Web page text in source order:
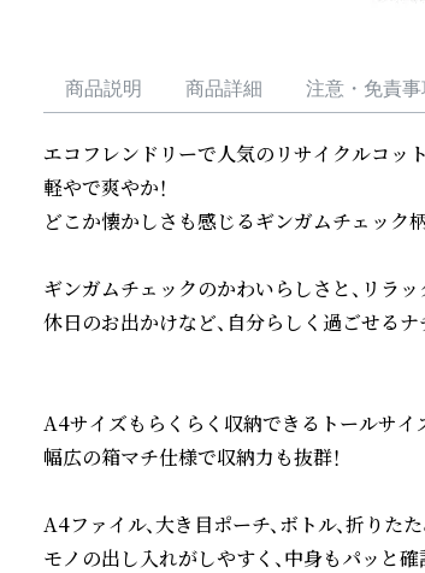
商品説明 商品詳細 注意・免責事
エコフレンドリーで人気のリサイクルコッ
軽やで爽やか！
どこか懐かしさも感じるギンガムチェック
ギンガムチェックのかわいらしさと、リラ
休日のお出かけなど、自分らしく過ごせる
A4サイズもらくらく収納できるトールサイ
幅広の箱マチ仕様で収納力も抜群！
A4ファイル、大き目ポーチ、ボトル、折りた
モノの出し入れがしやすく、中身もパッと確